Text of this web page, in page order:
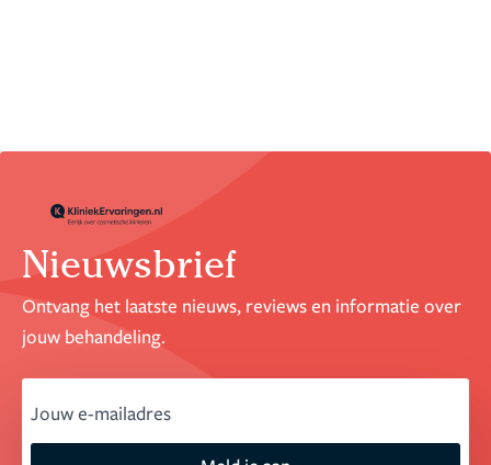
Nieuwsbrief
Ontvang het laatste nieuws, reviews en informatie over
jouw behandeling.